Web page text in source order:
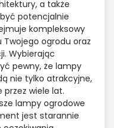
a także
potencjalnie
kompleksowy
ogrodu oraz
Wybierając
pewny, że lampy
nie tylko atrakcyjne,
przez wiele lat.
lampy ogrodowe
jest starannie